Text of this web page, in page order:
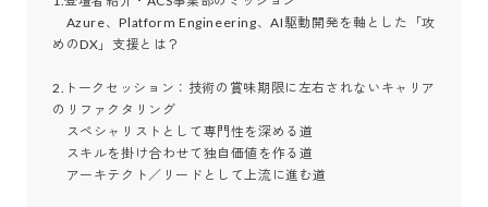
Azure、Platform Engineering、AI駆動開発を軸とした「攻
めのDX」支援とは？
2.トークセッション：技術の賞味期限に左右されないキャリア
のリファクタリング
スペシャリストとして専門性を深める道
スキルを掛け合わせて独自価値を作る道
アーキテクト／リードとして上流に進む道